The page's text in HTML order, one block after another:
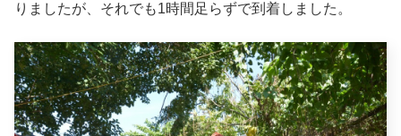
りましたが、それでも1時間足らずで到着しました。